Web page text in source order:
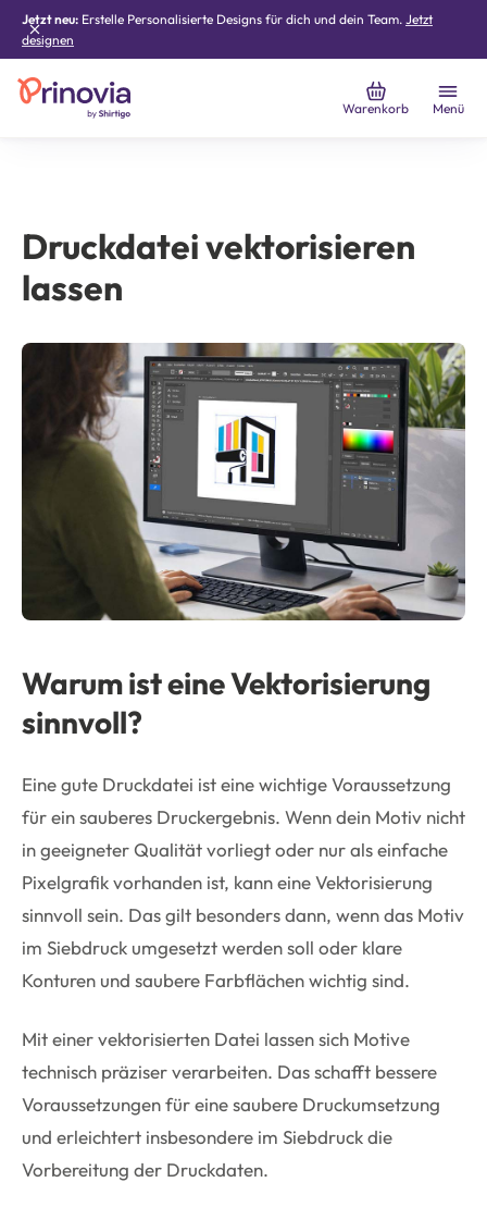
Jetzt neu: Erstelle Personalisierte Designs für dich und dein Team. Jetzt
designen
Warenkorb Menü
Druckdatei vektorisieren
lassen
Warum ist eine Vektorisierung
sinnvoll?
Eine gute Druckdatei ist eine wichtige Voraussetzung
für ein sauberes Druckergebnis. Wenn dein Motiv nicht
in geeigneter Qualität vorliegt oder nur als einfache
Pixelgrafik vorhanden ist, kann eine Vektorisierung
sinnvoll sein. Das gilt besonders dann, wenn das Motiv
im Siebdruck umgesetzt werden soll oder klare
Konturen und saubere Farbflächen wichtig sind.
Mit einer vektorisierten Datei lassen sich Motive
technisch präziser verarbeiten. Das schafft bessere
Voraussetzungen für eine saubere Druckumsetzung
und erleichtert insbesondere im Siebdruck die
Vorbereitung der Druckdaten.